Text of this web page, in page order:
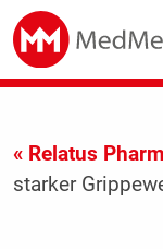
« Relatus
starker